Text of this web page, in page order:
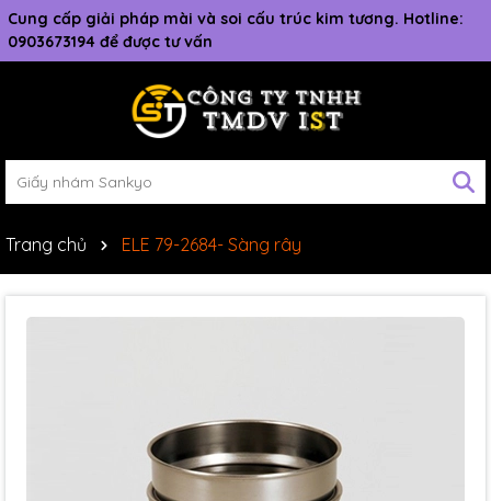
Cung cấp giải pháp mài và soi cấu trúc kim tương. Hotline:
0903673194 để được tư vấn
Trang chủ ELE 79-2684- Sàng rây